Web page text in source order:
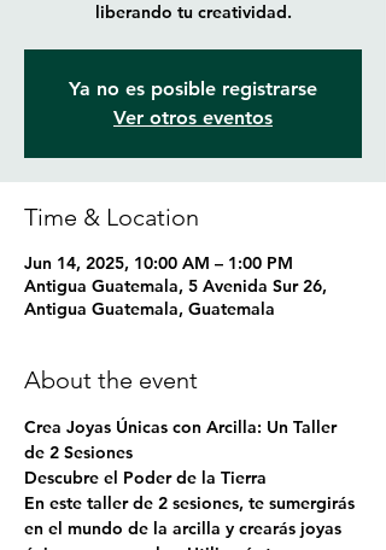
liberando tu creatividad.
Ya no es posible registrarse
Ver otros eventos
Time & Location
Jun 14, 2025, 10:00 AM – 1:00 PM
Antigua Guatemala, 5 Avenida Sur 26,
Antigua Guatemala, Guatemala
About the event
Crea Joyas Únicas con Arcilla: Un Taller
de 2 Sesiones
Descubre el Poder de la Tierra
En este taller de 2 sesiones, te sumergirás
en el mundo de la arcilla y crearás joyas